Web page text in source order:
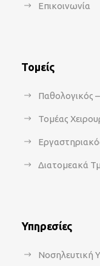
Επικοινωνία
Τομείς
Παθολογικός
Τομέας
Διατομεακά
Υπηρεσίες
Νοσηλευτική